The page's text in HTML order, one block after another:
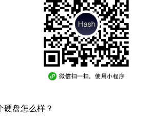
硬盘怎么样？